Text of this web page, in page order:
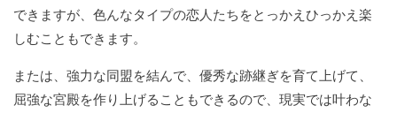
できますが、色んなタイプの恋人たちをとっかえひっかえ楽
しむこともできます。
または、強力な同盟を結んで、優秀な跡継ぎを育て上げて、
屈強な宮殿を作り上げることもできるので、現実では叶わな